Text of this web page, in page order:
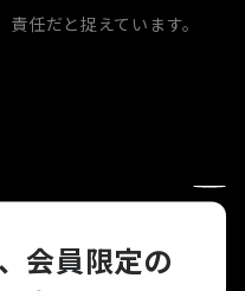
任だと捉えています。
会員限定の